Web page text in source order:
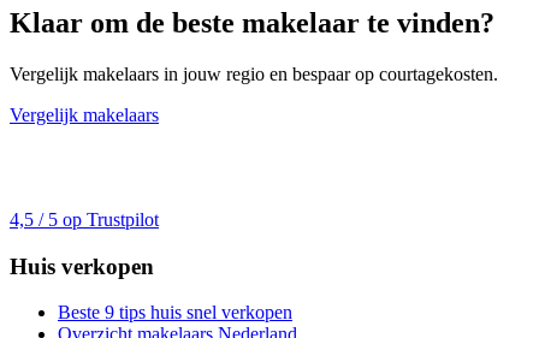
Klaar om de beste makelaar te vinden?
Vergelijk makelaars in jouw regio en bespaar op courtagekosten.
Vergelijk makelaars
4,5 / 5 op Trustpilot
Huis verkopen
Beste 9 tips huis snel verkopen